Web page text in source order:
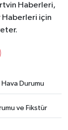
Haberleri,
Haberleri için
Durumu
ve Fikstür